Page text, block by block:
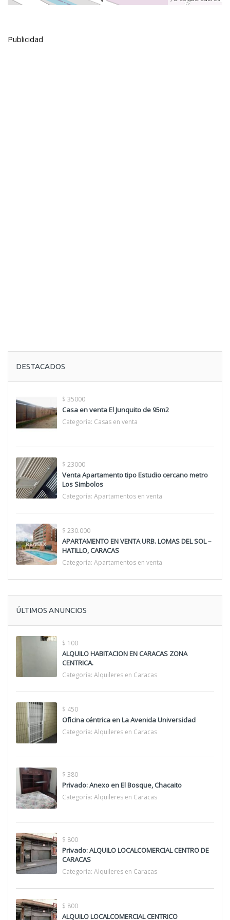
Publicidad
DESTACADOS
$ 35000
Casa en venta El Junquito de 95m2
Categoría: Casas en venta
$ 23000
Venta Apartamento tipo Estudio cercano metro
Los Simbolos
Categoría: Apartamentos en venta
$ 230.000
APARTAMENTO EN VENTA URB. LOMAS DEL SOL –
HATILLO, CARACAS
Categoría: Apartamentos en venta
ÚLTIMOS ANUNCIOS
$ 100
ALQUILO HABITACION EN CARACAS ZONA
CENTRICA.
Categoría: Alquileres en Caracas
$ 450
Oficina céntrica en La Avenida Universidad
Categoría: Alquileres en Caracas
$ 380
Privado: Anexo en El Bosque, Chacaito
Categoría: Alquileres en Caracas
$ 800
Privado: ALQUILO LOCALCOMERCIAL CENTRO DE
CARACAS
Categoría: Alquileres en Caracas
$ 800
ALQUILO LOCALCOMERCIAL CENTRICO